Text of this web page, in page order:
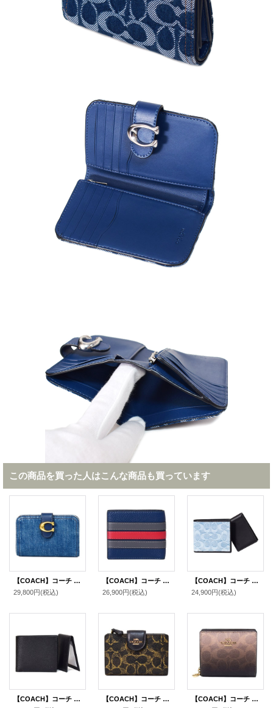
この商品を買った人はこんな商品も買っています
【COACH】コーチ 財布 デニム レザー タビー ロゴ コンパクト ウォレット 二つ折り財布 ディープブルー（日本未発売）
29,800円(税込)
【COACH】コーチ 財布 メンズ レザー ストライプ バーシティ ID ビル コンパクト ウォレット 二つ折り財布 ディープブルーマルチ（日本未発売）
26,900円(税込)
【COACH】コーチ 財布 メンズ デニム レザー シグネチャー コンパクト ID カードケース付き 2点セット 二つ折り財布 ライトインディゴ（日本未発売）
24,900円(税込)
【COACH】コーチ 財布 メンズ レザー ロゴ スリーインワン ウォレット コンパクト ID カードケース付き 2点セット 二つ折り財布 ブラック（日本未発売）
【COACH】コーチ 財布 コーティングキャンバス レザー シグネチャー ラブド ミディアム コーナー ジップ ウォレット 二つ折り財布 ブラウン（日本未発売）
【COACH】コーチ 財布 二つ折り グラデーション コーティングキャンバス レザー シグネチャー ロゴ チャーム スナップ ウォレット 財布 ブラウン（日本未発売）